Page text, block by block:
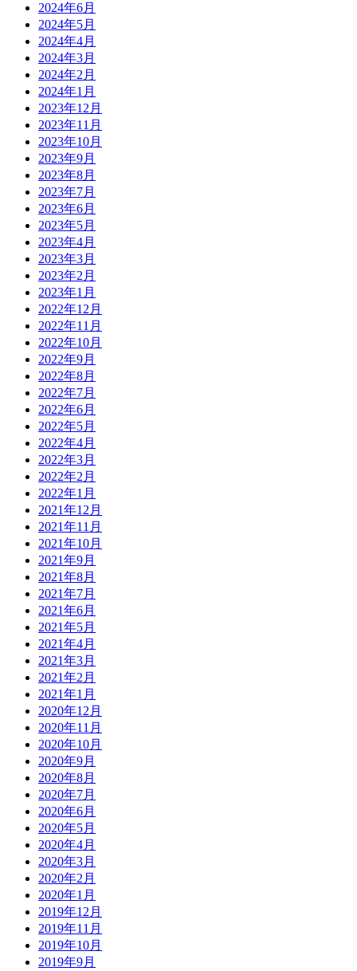
2024年6月
2024年5月
2024年4月
2024年3月
2024年2月
2024年1月
2023年12月
2023年11月
2023年10月
2023年9月
2023年8月
2023年7月
2023年6月
2023年5月
2023年4月
2023年3月
2023年2月
2023年1月
2022年12月
2022年11月
2022年10月
2022年9月
2022年8月
2022年7月
2022年6月
2022年5月
2022年4月
2022年3月
2022年2月
2022年1月
2021年12月
2021年11月
2021年10月
2021年9月
2021年8月
2021年7月
2021年6月
2021年5月
2021年4月
2021年3月
2021年2月
2021年1月
2020年12月
2020年11月
2020年10月
2020年9月
2020年8月
2020年7月
2020年6月
2020年5月
2020年4月
2020年3月
2020年2月
2020年1月
2019年12月
2019年11月
2019年10月
2019年9月